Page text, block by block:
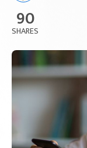
90
SHARES